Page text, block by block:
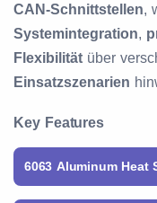
CAN-Schnittstellen,
Systemintegration,
Flexibilität über
Einsatzszenarien
Key Features
6063 Aluminum Heat